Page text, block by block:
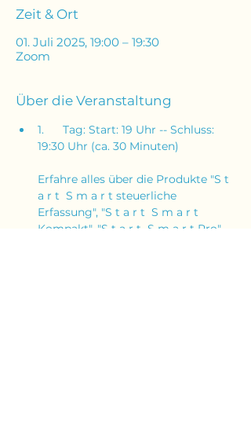
Zeit & Ort
01. Juli 2025, 19:00 – 19:30
Zoom
Über die Veranstaltung
1.      Tag: Start: 19 Uhr -- Schluss:
19:30 Uhr (ca. 30 Minuten)
Erfahre alles über die Produkte "S t
a r t  S m a r t steuerliche
Erfassung", "S t a r t  S m a r t
Kompakt", "S t a r t  S m a r t Pro"